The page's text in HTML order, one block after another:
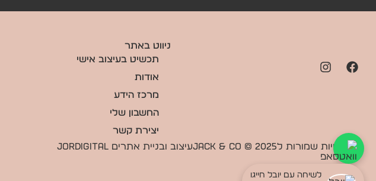
ניווט באתר
תכשיט בעיצוב אישי
אודות
מרכז הידע
החשבון שלי
יצירת קשר
כל הזכויות שמורות לJack & Co © 2025 עיצוב ובניית אתרים Jordigital
לשיחה עם יובל חייגו